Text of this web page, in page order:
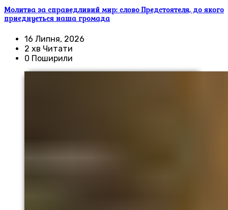
Молитва за справедливий мир: слово Предстоятеля, до якого
приєднується наша громада
16 Липня, 2026
2 хв Читати
0 Поширили